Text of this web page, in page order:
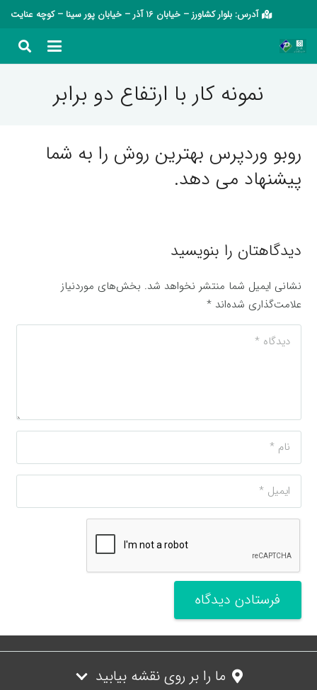
آدرس: بلوار کشاورز – خیابان 16 آذر – خیابان پور سینا – کوچه عنایت
نمونه کار با ارتفاع دو برابر
روبو وردپرس بهترین روش را به شما
پیشنهاد می دهد.
دیدگاهتان را بنویسید
نشانی ایمیل شما منتشر نخواهد شد. بخش‌های موردنیاز
علامت‌گذاری شده‌اند*
فرستادن دیدگاه
ما را بر روی نقشه بیابید